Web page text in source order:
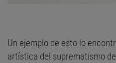
Un ejemplo de esto lo
artística del suprematismo